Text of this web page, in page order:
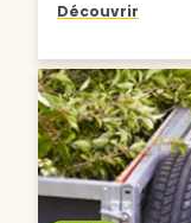
Découvrir